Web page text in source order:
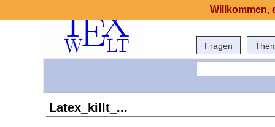
Fragen
Latex_killt_...
Willkommen,